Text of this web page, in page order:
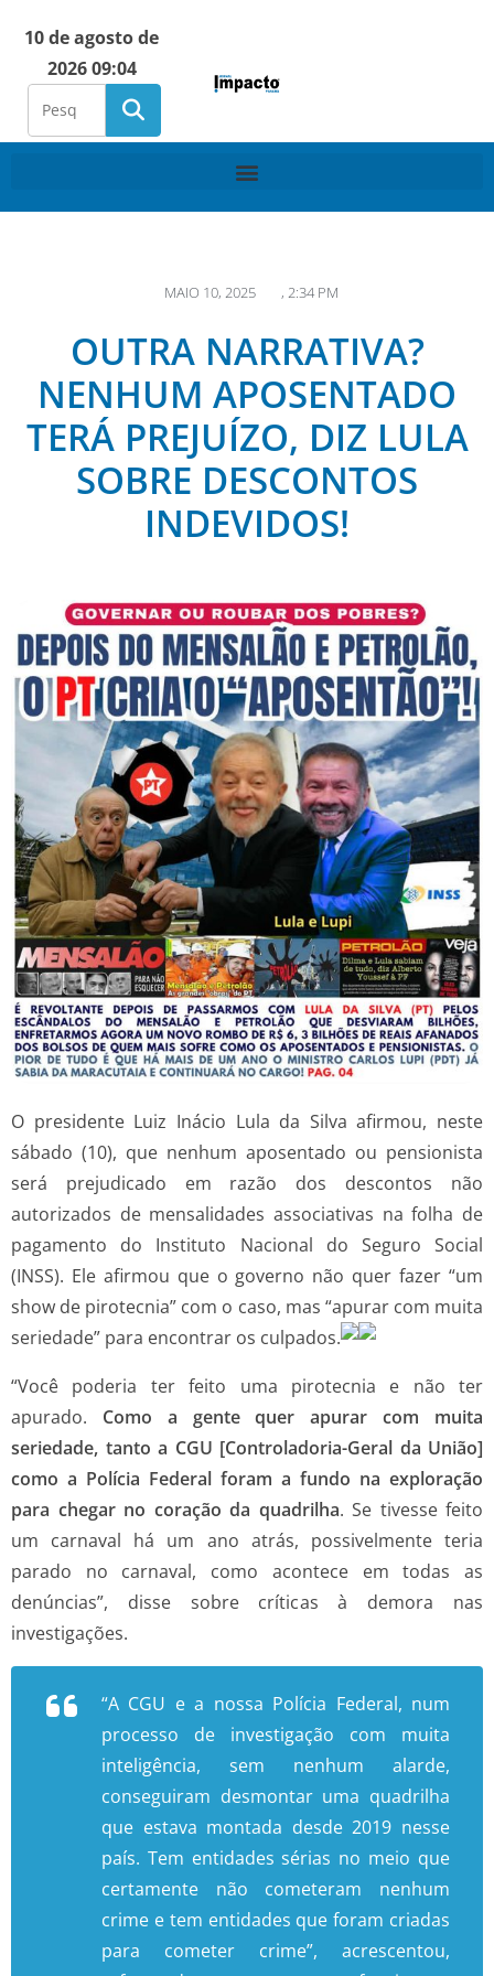
10 de agosto de
2026 09:04
MAIO 10, 2025 , 2:34 PM
OUTRA NARRATIVA?
NENHUM APOSENTADO
TERÁ PREJUÍZO, DIZ LULA
SOBRE DESCONTOS
INDEVIDOS!
O presidente Luiz Inácio Lula da Silva afirmou, neste
sábado (10), que nenhum aposentado ou pensionista
será prejudicado em razão dos descontos não
autorizados de mensalidades associativas na folha de
pagamento do Instituto Nacional do Seguro Social
(INSS). Ele afirmou que o governo não quer fazer “um
show de pirotecnia” com o caso, mas “apurar com muita
seriedade” para encontrar os culpados.
“Você poderia ter feito uma pirotecnia e não ter
apurado. Como a gente quer apurar com muita
seriedade, tanto a CGU [Controladoria-Geral da União]
como a Polícia Federal foram a fundo na exploração
para chegar no coração da quadrilha. Se tivesse feito
um carnaval há um ano atrás, possivelmente teria
parado no carnaval, como acontece em todas as
denúncias”, disse sobre críticas à demora nas
investigações.
“A CGU e a nossa Polícia Federal, num
processo de investigação com muita
inteligência, sem nenhum alarde,
conseguiram desmontar uma quadrilha
que estava montada desde 2019 nesse
país. Tem entidades sérias no meio que
certamente não cometeram nenhum
crime e tem entidades que foram criadas
para cometer crime”, acrescentou,